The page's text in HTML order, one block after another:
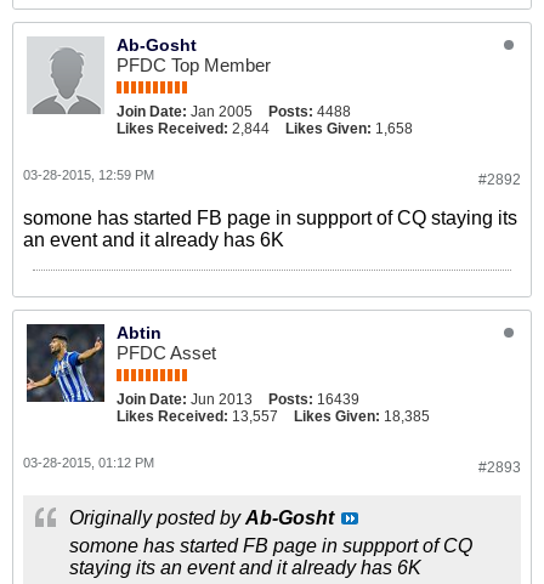
Ab-Gosht
PFDC Top Member
Join Date: Jan 2005 Posts: 4488
Likes Received: 2,844 Likes Given: 1,658
#2892
03-28-2015, 12:59 PM
somone has started FB page in suppport of CQ staying its
an event and it already has 6K
Abtin
PFDC Asset
Join Date: Jun 2013 Posts: 16439
Likes Received: 13,557 Likes Given: 18,385
#2893
03-28-2015, 01:12 PM
Originally posted byAb-Gosht
somone has started FB page in suppport of CQ
staying its an event and it already has 6K